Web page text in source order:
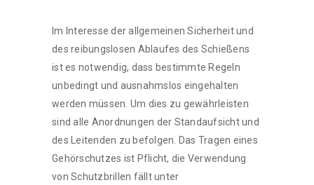
Im Interesse der allgemeinen Sicherheit und
des reibungslosen Ablaufes des Schießens
ist es notwendig, dass bestimmte Regeln
unbedingt und ausnahmslos eingehalten
werden müssen. Um dies zu gewährleisten
sind alle Anordnungen der Standaufsicht und
des Leitenden zu befolgen. Das Tragen eines
Gehörschutzes ist Pflicht, die Verwendung
von Schutzbrillen fällt unter